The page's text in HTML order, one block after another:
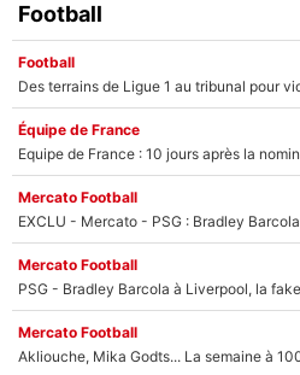
Football
Football
Équipe de France
Mercato Football
EXCLU - Mercato - PSG : Bradley
Mercato Football
PSG - Bradley Barcola à Liverpool, la
Mercato Football